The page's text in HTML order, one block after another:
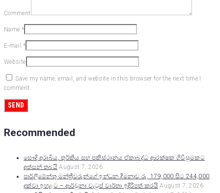
Comment
Name *
E-mail *
Website
Save my name, email, and website in this browser for the next time I
comment.
Recommended
සෞදි අරාබිය, තුර්කිය සහ පකිස්ථානය ඒකාබද්ධ ආරක්ෂක ගිවිසුමකට
අත්සන් තබයි August 7, 2026
පාර්ලිමේන්තු මන්ත්‍රීවරුන්ගේ ඉන්ධන දීමනාව රු. 179,000 සිට 244,000
දක්වා ඉහළට – ආර්චුනා වැටුප් වාර්තා ඉදිරිපත් කරයි August 7, 2026